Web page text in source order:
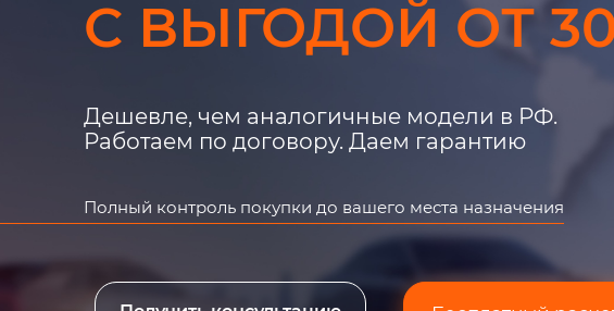
С ВЫГОДОЙ ОТ
Дешевле, чем аналогичные модели в РФ.
Работаем по договору. Даем гарантию
Полный контроль покупки до вашего места назначения